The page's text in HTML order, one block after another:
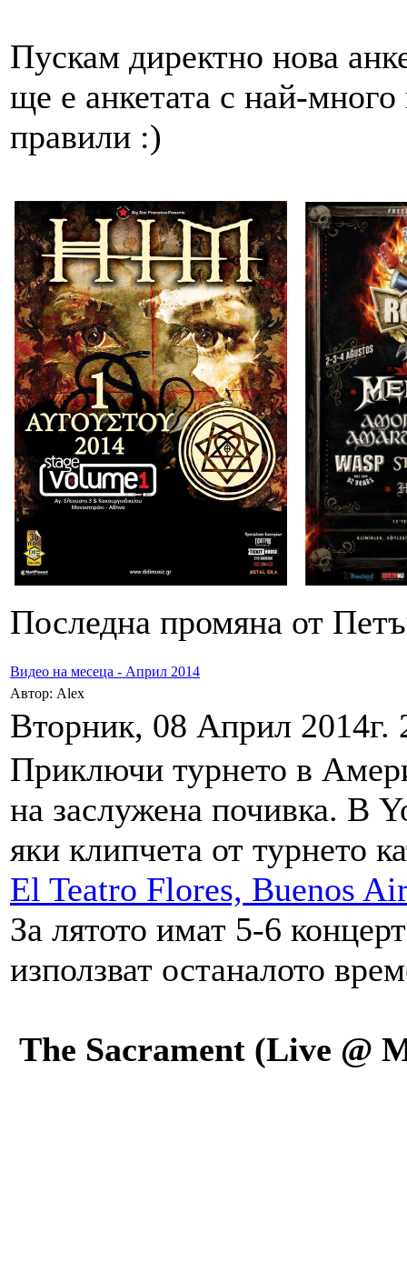
Пускам директно нова
ще е анкетата с най-много
правили :)
Последна промяна от
Видео на месеца - Април 2014
Автор: Alex
Вторник, 08 Април 2014г.
Приключи турнето в
на заслужена почивка. В
яки клипчета от турнето
El Teatro Flores, Buenos
За лятото имат 5-6
използват останалото
The Sacrament (Live @